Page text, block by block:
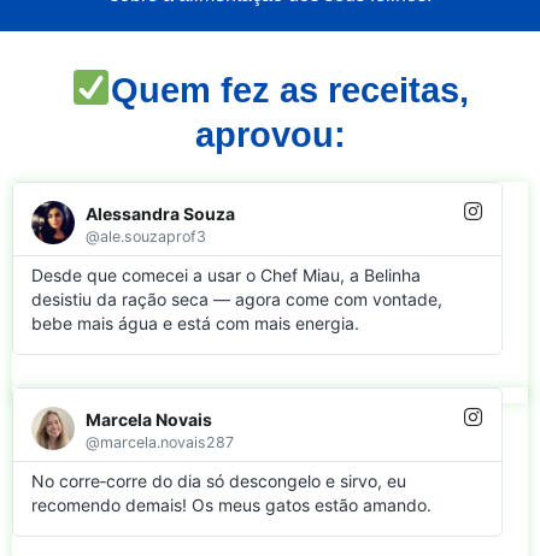
Quem fez as receitas,
aprovou:
Alessandra Souza
@ale.souzaprof3
Desde que comecei a usar o Chef Miau, a Belinha
desistiu da ração seca — agora come com vontade,
bebe mais água e está com mais energia.
Marcela Novais
@marcela.novais287
No corre‑corre do dia só descongelo e sirvo, eu
recomendo demais! Os meus gatos estão amando.